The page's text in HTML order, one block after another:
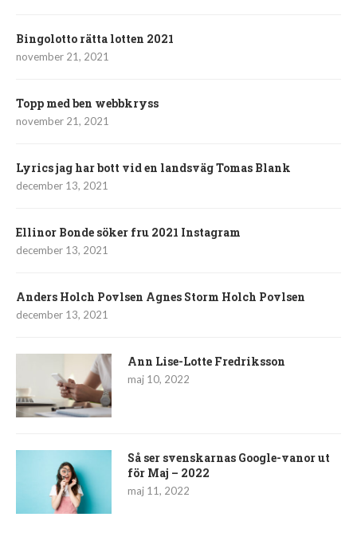
Bingolotto rätta lotten 2021
november 21, 2021
Topp med ben webbkryss
november 21, 2021
Lyrics jag har bott vid en landsväg Tomas Blank
december 13, 2021
Ellinor Bonde söker fru 2021 Instagram
december 13, 2021
Anders Holch Povlsen Agnes Storm Holch Povlsen
december 13, 2021
Ann Lise-Lotte Fredriksson
maj 10, 2022
Så ser svenskarnas Google-vanor ut
för Maj – 2022
maj 11, 2022